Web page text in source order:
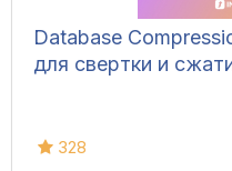
Database
для свертки и
328